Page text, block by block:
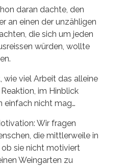
daran dachte, den
an einen der unzähligen
die sich um jeden
würden, wollte
wie viel Arbeit das alleine
im Hinblick
einfach nicht mag…
Wir fragen
die mittlerweile in
ob sie nicht motiviert
Weingarten zu